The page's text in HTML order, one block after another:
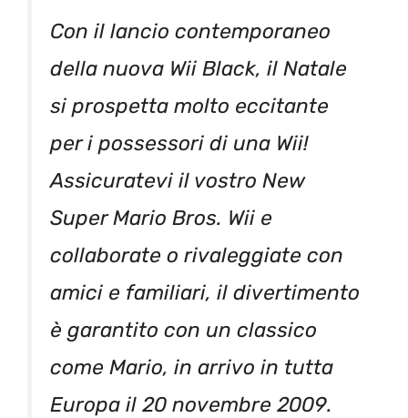
Con il lancio contemporaneo
della nuova Wii Black, il Natale
si prospetta molto eccitante
per i possessori di una Wii!
Assicuratevi il vostro New
Super Mario Bros. Wii e
collaborate o rivaleggiate con
amici e familiari, il divertimento
è garantito con un classico
come Mario, in arrivo in tutta
Europa il 20 novembre 2009.